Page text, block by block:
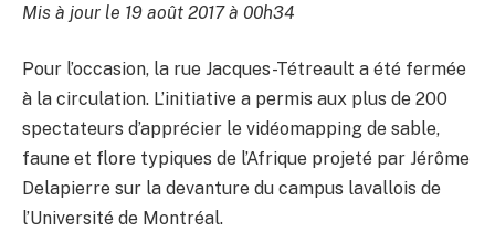
Mis à jour le 19 août 2017 à 00h34
Pour l’occasion, la rue Jacques-Tétreault a été fermée
à la circulation. L’initiative a permis aux plus de 200
spectateurs d’apprécier le vidéomapping de sable,
faune et flore typiques de l’Afrique projeté par Jérôme
Delapierre sur la devanture du campus lavallois de
l’Université de Montréal.